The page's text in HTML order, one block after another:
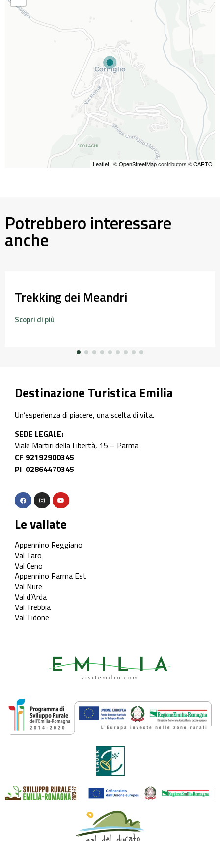
Leaflet | ©OpenStreetMapcontributors ©CARTO
Potrebbero interessare
anche
Trekking dei Meandri
Scopri di più
Destinazione Turistica Emilia
Un’esperienza di piacere, una scelta di vita.
SEDE LEGALE:
Viale Martiri della Libertà, 15 – Parma
CF 92192900345
PI 02864470345
Le vallate
Appennino Reggiano
Val Taro
Val Ceno
Appennino Parma Est
Val Nure
Val d’Arda
Val Trebbia
Val Tidone